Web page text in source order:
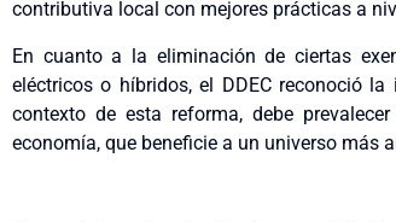
contributiva local con mejores prácticas a
En cuanto a la eliminación de ciertas
eléctricos o híbridos, el DDEC reconoció
contexto de esta reforma, debe
economía, que beneficie a un universo más